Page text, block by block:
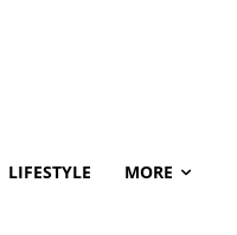
LIFESTYLE MORE